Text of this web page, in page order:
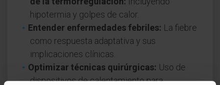
hipotermia y golpes de calor.
Entender enfermedades febriles: La fiebre
como respuesta adaptativa y sus
implicaciones clínicas.
Optimizar técnicas quirúrgicas: Uso de
dispositivos de calentamiento para